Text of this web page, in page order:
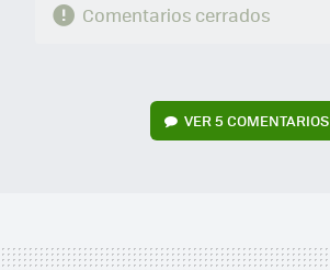
Comentarios cerrados
VER 5 COMENTARIOS